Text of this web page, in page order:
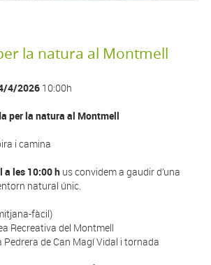
la natura al Montmell
4/2026 10:00h
per la natura al Montmell
i camina
a les 10:00 h us convidem a gaudir d’una
natural únic.
fàcil)
Recreativa del Montmell
Pedrera de Can Magí Vidal i tornada